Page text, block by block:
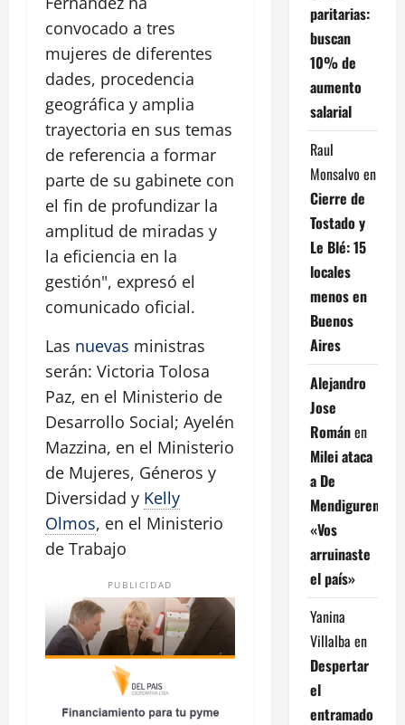
convocado a tres
mujeres de diferentes
dades, procedencia
geográfica y amplia
trayectoria en sus temas
de referencia a formar
parte de su gabinete con
el fin de profundizar la
amplitud de miradas y
la eficiencia en la
gestión", expresó el
comunicado oficial.
Las nuevas ministras
serán: Victoria Tolosa
Paz, en el Ministerio de
Desarrollo Social; Ayelén
Mazzina, en el Ministerio
de Mujeres, Géneros y
Diversidad y Kelly
Olmos, en el Ministerio
de Trabajo
PUBLICIDAD
paritarias:
buscan
10% de
aumento
salarial
Raul
Monsalvo en
Cierre de
Tostado y
Le Blé: 15
locales
menos en
Buenos
Aires
Alejandro
Jose
Románen
Milei ataca
a De
Mendiguren:
«Vos
arruinaste
el país»
Yanina
Villalba en
Despertar
el
entramado